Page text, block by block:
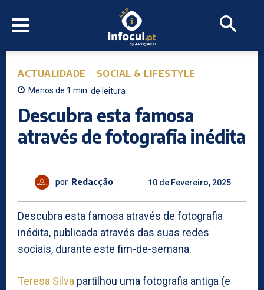
ACTUALIDADE SOCIAL & LIFESTYLE
Menos de 1 min. de leitura
Descubra esta famosa
através de fotografia inédita
por Redacção 10 de Fevereiro, 2025
Descubra esta famosa através de fotografia
inédita, publicada através das suas redes
sociais, durante este fim-de-semana.
Teresa Silva partilhou uma fotografia antiga (e